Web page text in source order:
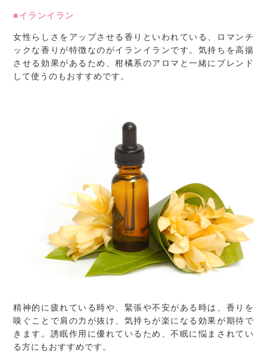
■イランイラン
女性らしさをアップさせる香りといわれている、ロマンチ
ックな香りが特徴なのがイランイランです。気持ちを高揚
させる効果があるため、柑橘系のアロマと一緒にブレンド
して使うのもおすすめです。
精神的に疲れている時や、緊張や不安がある時は、香りを
嗅ぐことで肩の力が抜け、気持ちが楽になる効果が期待で
きます。誘眠作用に優れているため、不眠に悩まされてい
る方にもおすすめです。